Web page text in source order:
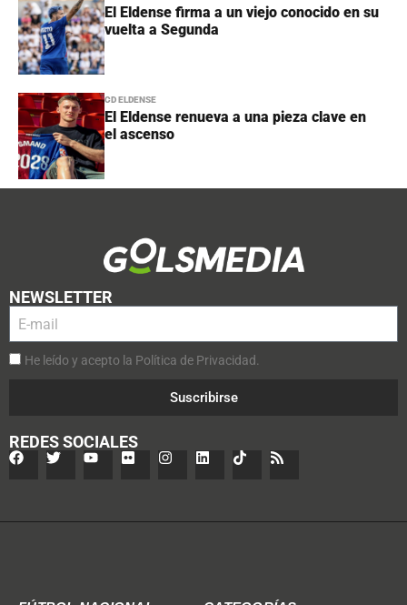
El Eldense firma a un viejo conocido en su
vuelta a Segunda
CD ELDENSE
El Eldense renueva a una pieza clave en
el ascenso
NEWSLETTER
He leído y acepto la Política de Privacidad.
Suscribirse
REDES SOCIALES